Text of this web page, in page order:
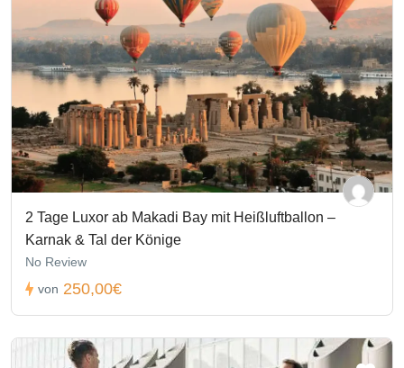
2 Tage Luxor ab Makadi Bay mit Heißluftballon –
Karnak & Tal der Könige
No Review
von 250,00€